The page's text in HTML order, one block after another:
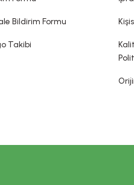
Bildirim Formu
Takibi